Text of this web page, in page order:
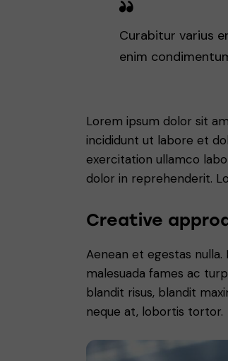
Curabitur varius
enim
Lorem ipsum dolor sit
incididunt ut labore et
exercitation ullamco
dolor in reprehenderit.
Creative
Aenean et egestas
malesuada fames ac
blandit risus, blandit
neque at, lobortis tortor.